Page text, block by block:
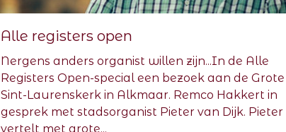
Alle registers open
Nergens anders organist willen zijn...In de Alle
Registers Open-special een bezoek aan de Grote
Sint-Laurenskerk in Alkmaar. Remco Hakkert in
gesprek met stadsorganist Pieter van Dijk. Pieter
vertelt met grote...